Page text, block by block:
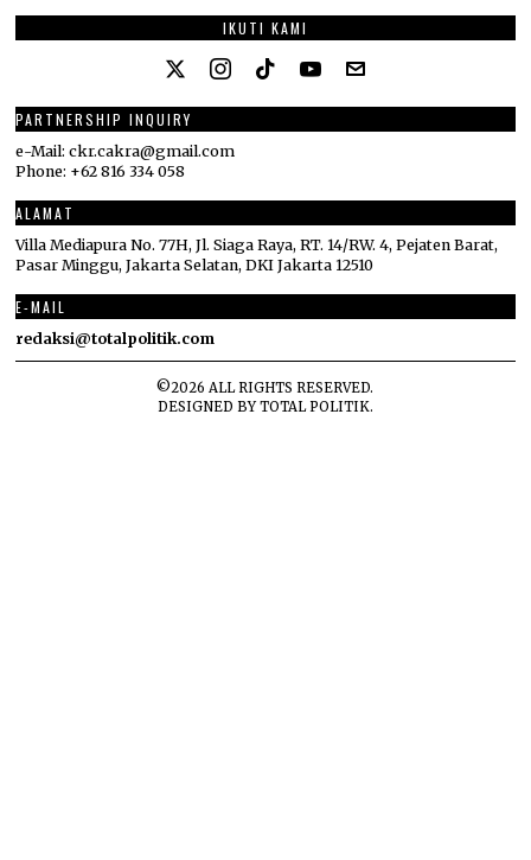
IKUTI KAMI
PARTNERSHIP INQUIRY
e-Mail: ckr.cakra@gmail.com
Phone: +62 816 334 058
ALAMAT
Villa Mediapura No. 77H, Jl. Siaga Raya, RT. 14/RW. 4, Pejaten Barat,
Pasar Minggu, Jakarta Selatan, DKI Jakarta 12510
E-MAIL
redaksi@totalpolitik.com
©2026 ALL RIGHTS RESERVED.
DESIGNED BYTOTAL POLITIK.